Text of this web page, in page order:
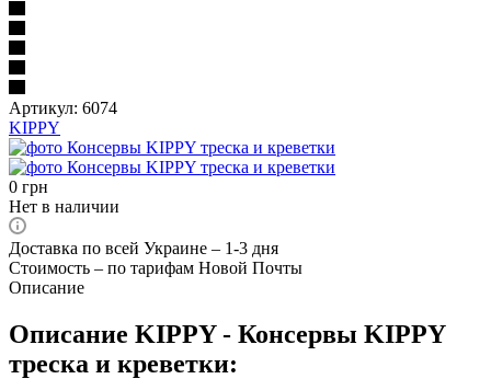
Артикул: 6074
KIPPY
0 грн
Нет в наличии
Доставка по всей Украине – 1-3 дня
Стоимость – по тарифам Новой Почты
Описание
Описание KIPPY - Консервы KIPPY
треска и креветки: